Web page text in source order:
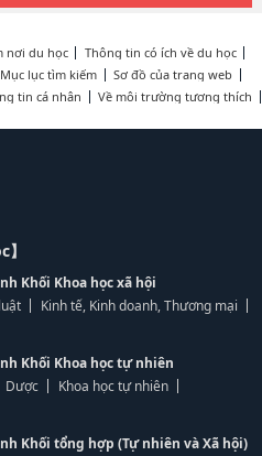
nơi du học
Thông tin có ích về du học
Mục lục tìm kiếm
Sơ đồ của trang web
tin cá nhân Về môi trường tương thích
Khối Khoa học xã hội
Kinh tế, Kinh doanh, Thương mại
Khối Khoa học tự nhiên
Dược
Khoa học tự nhiên
Khối tổng hợp (Tự nhiên và Xã hội)